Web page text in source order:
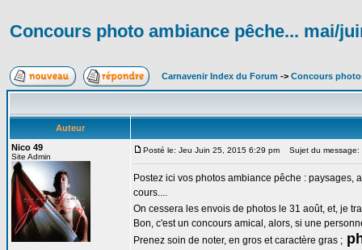
Concours photo ambiance pêche... mai/
Carnavenir Index du Forum -> Concours
Auteur
Nico 49
Site Admin
Posté le: Jeu Juin 25, 2015 6:29 pm Sujet du message:
Postez ici vos photos ambiance pêche :
cours....
On cessera les envois de photos le 31 août, et, je
Bon, c'est un concours amical, alors, si une
Prenez soin de noter, en gros et caractère gras ;